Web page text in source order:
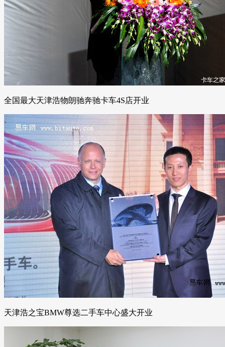
全国最大天津浩物朗驰奔驰卡车4S店开业
天津浩之宝BMW尊选二手车中心盛大开业